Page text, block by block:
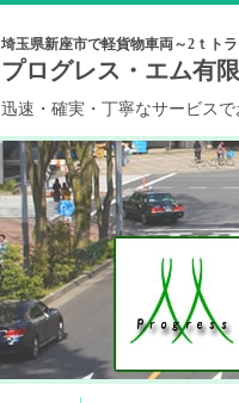
埼玉県新座市で軽貨物車両～2ｔト
プログレス・エム有
迅速・確実・丁寧なサービス